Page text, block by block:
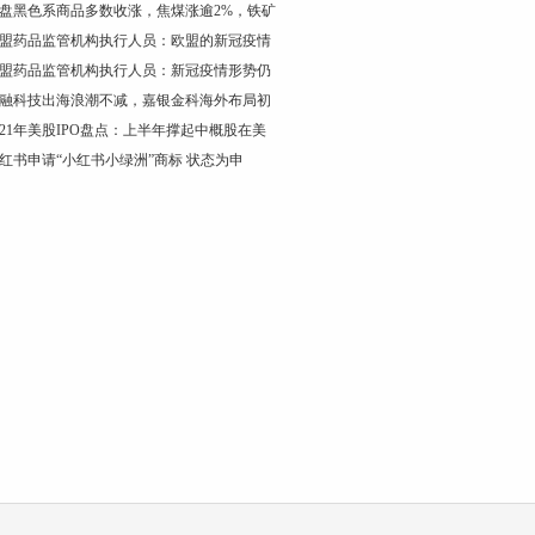
黑色系商品多数收涨，焦煤涨逾2%，铁矿
药品监管机构执行人员：欧盟的新冠疫情
药品监管机构执行人员：新冠疫情形势仍
科技出海浪潮不减，嘉银金科海外布局初
年美股IPO盘点：上半年撑起中概股在美
书申请“小红书小绿洲”商标 状态为申